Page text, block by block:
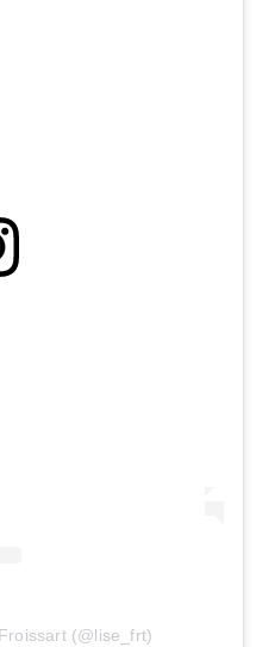
(@lise_frt)